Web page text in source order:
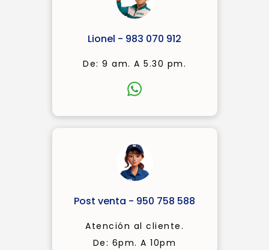
Lionel - 983 070 912
De: 9 am. A 5.30 pm.
Post venta - 950 758 588
Atención al cliente.
De: 6pm. A 10pm